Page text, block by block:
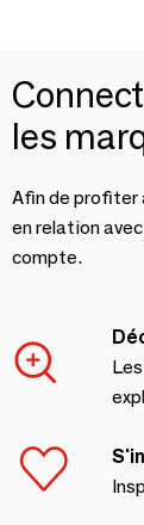
les
Afin de profiter
en relation
compte.